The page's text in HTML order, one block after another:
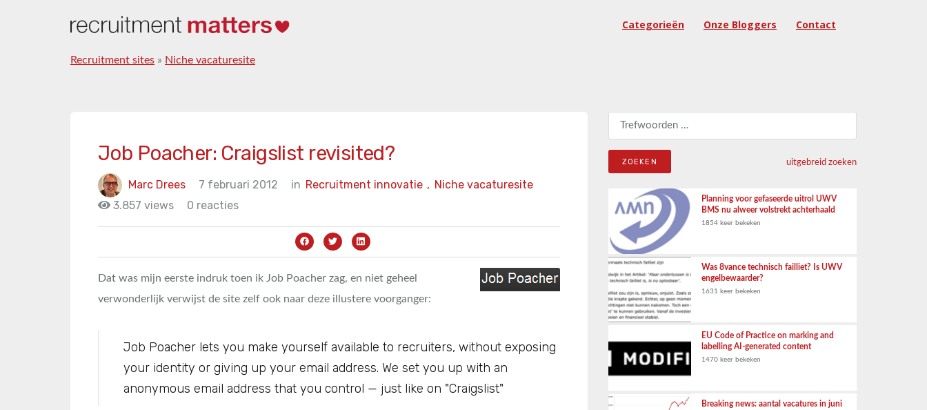
Categorieën Onze Bloggers Contact
Recruitment sites » Niche vacaturesite
Job Poacher: Craigslist revisited?
Marc Drees 7 februari 2012 in Niche vacaturesite
Recruitment innovatie ,
3.857 views
0 reacties
Dat was mijn eerste indruk toen ik Job Poacher zag, en niet geheel
verwonderlijk verwijst de site zelf ook naar deze illustere voorganger:
Job Poacher lets you make yourself available to recruiters, without exposing
your identity or giving up your email address. We set you up with an
anonymous email address that you control — just like on "Craigslist"
Zoeken naar:
uitgebreid zoeken
Planning voor gefaseerde uitrol UWV
BMS nu alweer volstrekt achterhaald
1854 keer bekeken
Was 8vance technisch failliet? Is UWV
engelbewaarder?
1631 keer bekeken
EU Code of Practice on marking and
labelling AI-generated content
1470 keer bekeken
Breaking news: aantal vacatures in juni